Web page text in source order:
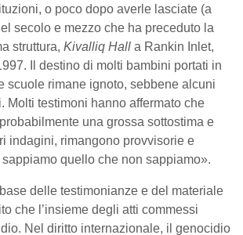
o poco dopo averle lasciate (a
secolo e mezzo che ha preceduto la
struttura, Kivalliq Hall a Rankin Inlet,
Il destino di molti bambini portati in
scuole rimane ignoto, sebbene alcuni
Molti testimoni hanno affermato che
una grossa sottostima e
indagini, rimangono provvisorie e
quello che non sappiamo».
delle testimonianze e del materiale
che l’insieme degli atti commessi
Nel diritto internazionale, il genocidio